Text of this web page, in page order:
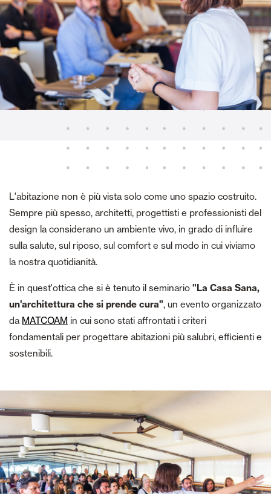
L'abitazione non è più vista solo come uno spazio costruito.
Sempre più spesso, architetti, progettisti e professionisti del
design la considerano un ambiente vivo, in grado di influire
sulla salute, sul riposo, sul comfort e sul modo in cui viviamo
la nostra quotidianità.
È in quest'ottica che si è tenuto il seminario "La Casa Sana,
un'architettura che si prende cura", un evento organizzato
da MATCOAM in cui sono stati affrontati i criteri
fondamentali per progettare abitazioni più salubri, efficienti e
sostenibili.